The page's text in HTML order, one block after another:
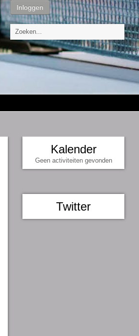
Inloggen
Kalender
Geen activiteiten gevonden
Twitter